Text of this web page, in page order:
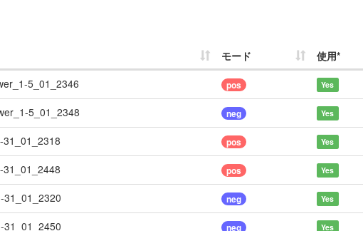
モード 使用*
5_01_2346
pos Yes
5_01_2348 neg Yes
31_01_2318 pos Yes
31_01_2448 pos Yes
31_01_2320 neg Yes
31_01_2450 neg Yes